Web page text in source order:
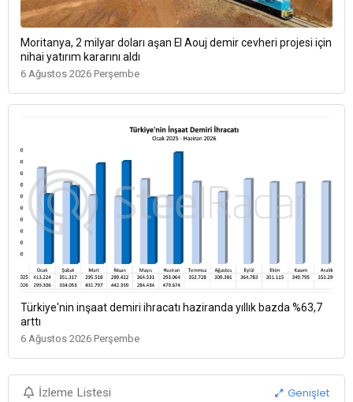
Moritanya, 2 milyar doları aşan El Aouj demir cevheri projesi için
nihai yatırım kararını aldı
6 Ağustos 2026 Perşembe
Türkiye'nin inşaat demiri ihracatı haziranda yıllık bazda %63,7
arttı
6 Ağustos 2026 Perşembe
İzleme Listesi Genişlet